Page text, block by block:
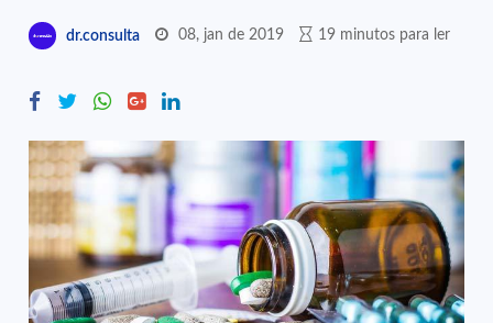
dr.consulta 08, jan de 2019 19 minutos para ler